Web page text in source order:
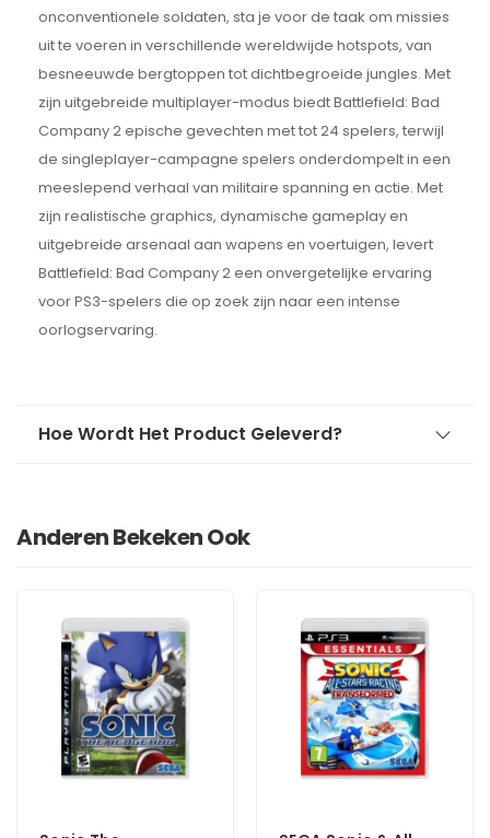
onconventionele soldaten, sta je voor de taak om missies
uit te voeren in verschillende wereldwijde hotspots, van
besneeuwde bergtoppen tot dichtbegroeide jungles. Met
zijn uitgebreide multiplayer-modus biedt Battlefield: Bad
Company 2 epische gevechten met tot 24 spelers, terwijl
de singleplayer-campagne spelers onderdompelt in een
meeslepend verhaal van militaire spanning en actie. Met
zijn realistische graphics, dynamische gameplay en
uitgebreide arsenaal aan wapens en voertuigen, levert
Battlefield: Bad Company 2 een onvergetelijke ervaring
voor PS3-spelers die op zoek zijn naar een intense
oorlogservaring.
Hoe Wordt Het Product Geleverd?
Anderen Bekeken Ook